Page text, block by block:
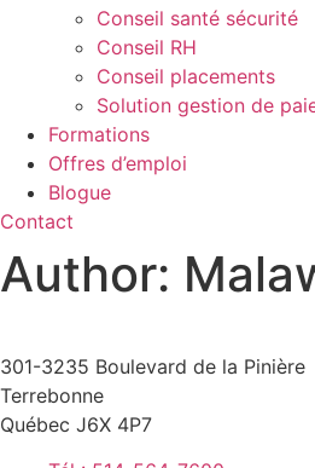
Conseil santé sécurité
Conseil RH
Conseil placements
Solution gestion de
Formations
Offres d’emploi
Blogue
Contact
Author:
301-3235 Boulevard de la Pinière
Terrebonne
Québec J6X 4P7